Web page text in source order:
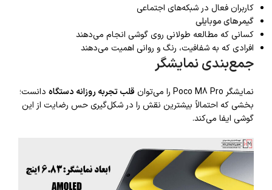
کاربران فعال در شبکه‌های اجتماعی
گیمرهای موبایلی
کسانی که مطالعه طولانی روی گوشی انجام می‌دهند
افرادی که به شفافیت، رنگ و روانی اهمیت می‌دهند
جمع‌بندی نمایشگر
نمایشگر Poco M8 Pro را می‌توان قلب تجربه روزانه دستگاه دانست؛
بخشی که احتمالاً بیشترین نقش را در شکل‌گیری حس رضایت از این
گوشی ایفا می‌کند.